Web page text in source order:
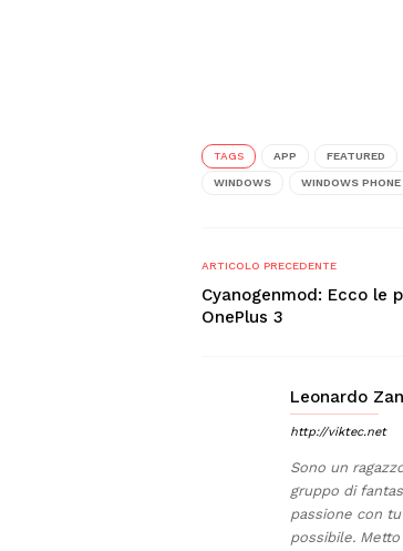
TAGS APP FEATURED
WINDOWS WINDOWS PHONE
ARTICOLO PRECEDENTE
Cyanogenmod: Ecco le
OnePlus 3
Leonardo
http://viktec.net
Sono un
gruppo di
passione con
possibile.